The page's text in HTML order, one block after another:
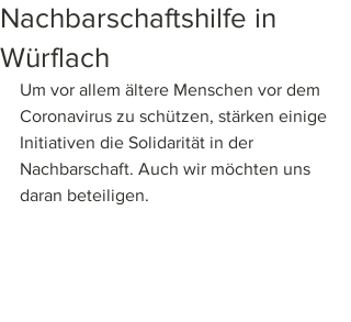
Nachbarschaftshilfe in
Würflach
Um vor allem ältere Menschen vor dem
Coronavirus zu schützen, stärken einige
Initiativen die Solidarität in der
Nachbarschaft. Auch wir möchten uns
daran beteiligen.